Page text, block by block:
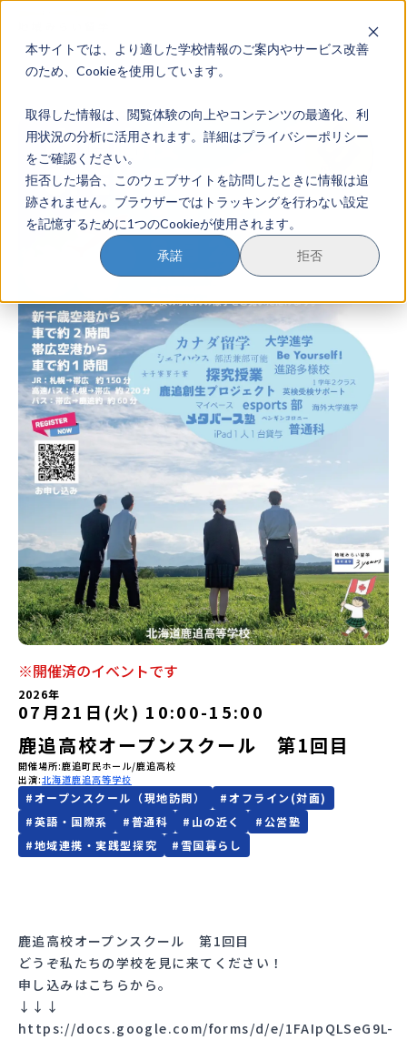
本サイトでは、より適した学校情報のご案内やサービス改善
のため、Cookieを使用しています。
取得した情報は、閲覧体験の向上やコンテンツの最適化、利
用状況の分析に活用されます。詳細はプライバシーポリシー
をご確認ください。
拒否した場合、このウェブサイトを訪問したときに情報は追
跡されません。ブラウザーではトラッキングを行わない設定
を記憶するために1つのCookieが使用されます。
承諾 拒否
地域みらい留学のすすめかた
地域みらい留学とは
学校を探す
イベントを探す
おためし地域留学
マガジン
奨学金について
？ イベント参加方法
会員登録 MYページログイン
※開催済のイベントです
2026年
07月21日(火) 10:00-15:00
鹿追高校オープンスクール 第1回目
開催場所 鹿追町民ホール/鹿追高校
出演 北海道鹿追高等学校
#オープンスクール（現地訪問） #オフライン(対面)
#英語・国際系 #普通科 # 山の近く #公営塾
#地域連携・実践型探究 #雪国暮らし
鹿追高校オープンスクール 第1回目
どうぞ私たちの学校を見に来てください！
申し込みはこちらから。
↓↓↓
https://docs.google.com/forms/d/e/1FAIpQLSeG9L-